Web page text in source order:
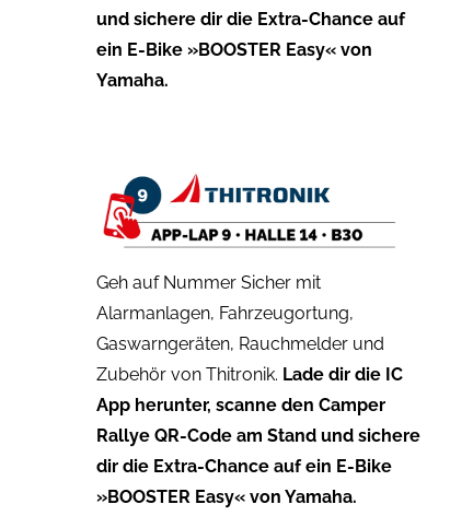
und sichere dir die Extra-Chance auf
ein E-Bike »BOOSTER Easy« von
Yamaha.
Geh auf Nummer Sicher mit
Alarmanlagen, Fahrzeugortung,
Gaswarngeräten, Rauchmelder und
Zubehör von Thitronik. Lade dir die IC
App herunter, scanne den Camper
Rallye QR-Code am Stand und sichere
dir die Extra-Chance auf ein E-Bike
»BOOSTER Easy« von Yamaha.